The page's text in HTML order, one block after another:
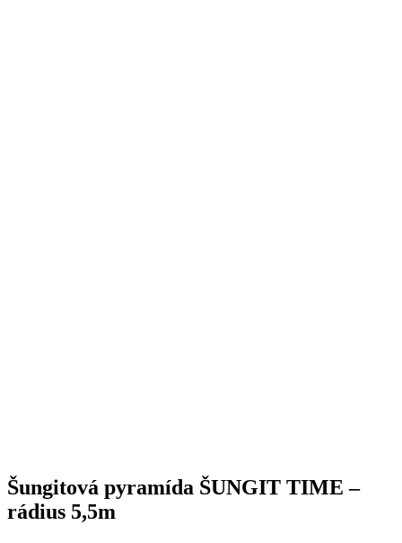
Šungitová pyramída ŠUNGIT TIME –
rádius 5,5m